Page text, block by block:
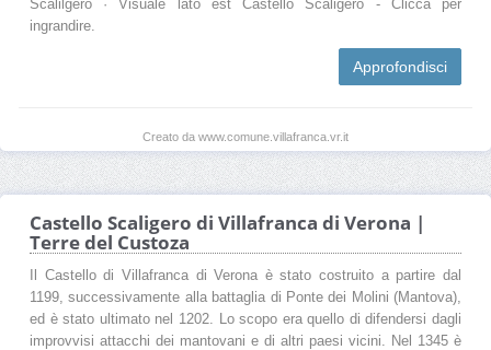
Scalilgero · Visuale lato est Castello Scaligero - Clicca per
ingrandire.
Approfondisci
Creato da www.comune.villafranca.vr.it
Castello Scaligero di Villafranca di Verona |
Terre del Custoza
Il Castello di Villafranca di Verona è stato costruito a partire dal
1199, successivamente alla battaglia di Ponte dei Molini (Mantova),
ed è stato ultimato nel 1202. Lo scopo era quello di difendersi dagli
improvvisi attacchi dei mantovani e di altri paesi vicini. Nel 1345 è